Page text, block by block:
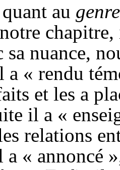
au
sa nuance,
a « rendu
et les a
il a «
relations
« annoncé